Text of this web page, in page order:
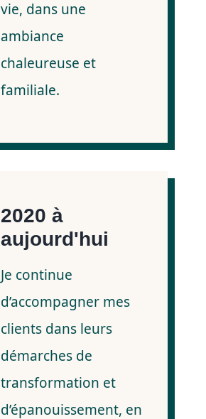
vie, dans une
ambiance
chaleureuse et
familiale.
2020 à
aujourd'hui
Je continue
d’accompagner mes
clients dans leurs
démarches de
transformation et
d’épanouissement, en